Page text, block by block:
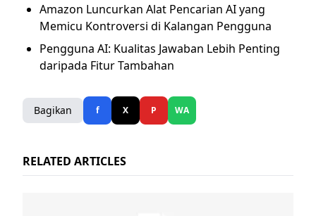
Amazon Luncurkan Alat Pencarian AI yang
Memicu Kontroversi di Kalangan Pengguna
Pengguna AI: Kualitas Jawaban Lebih Penting
daripada Fitur Tambahan
Bagikan f X P WA
RELATED ARTICLES